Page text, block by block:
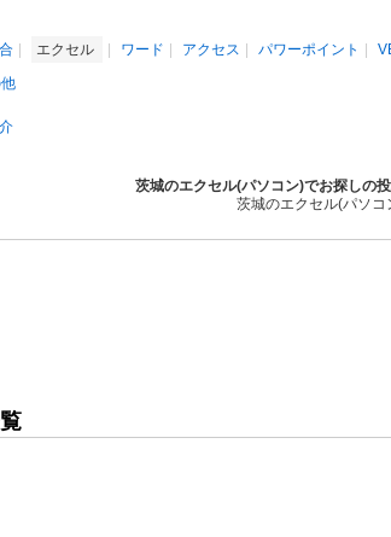
エクセル ワード アクセス パワーポイント
茨城のエクセル(パソコン)でお探しの
茨城のエクセル(パソ